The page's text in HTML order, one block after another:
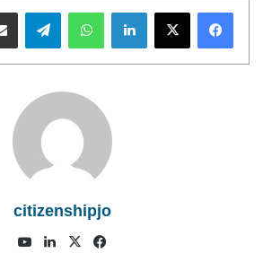
لينكدإن واتساب تيلقرام
citizenshipjo
فيسبوك X لينكدإن